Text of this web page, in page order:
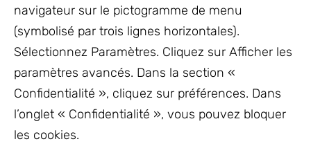
navigateur sur le pictogramme de menu
(symbolisé par trois lignes horizontales).
Sélectionnez Paramètres. Cliquez sur Afficher les
paramètres avancés. Dans la section «
Confidentialité », cliquez sur préférences. Dans
l’onglet « Confidentialité », vous pouvez bloquer
les cookies.